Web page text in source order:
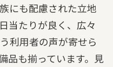
にも配慮された立地
当たりが良く、広々
利用者の声が寄せら
品も揃っています。見